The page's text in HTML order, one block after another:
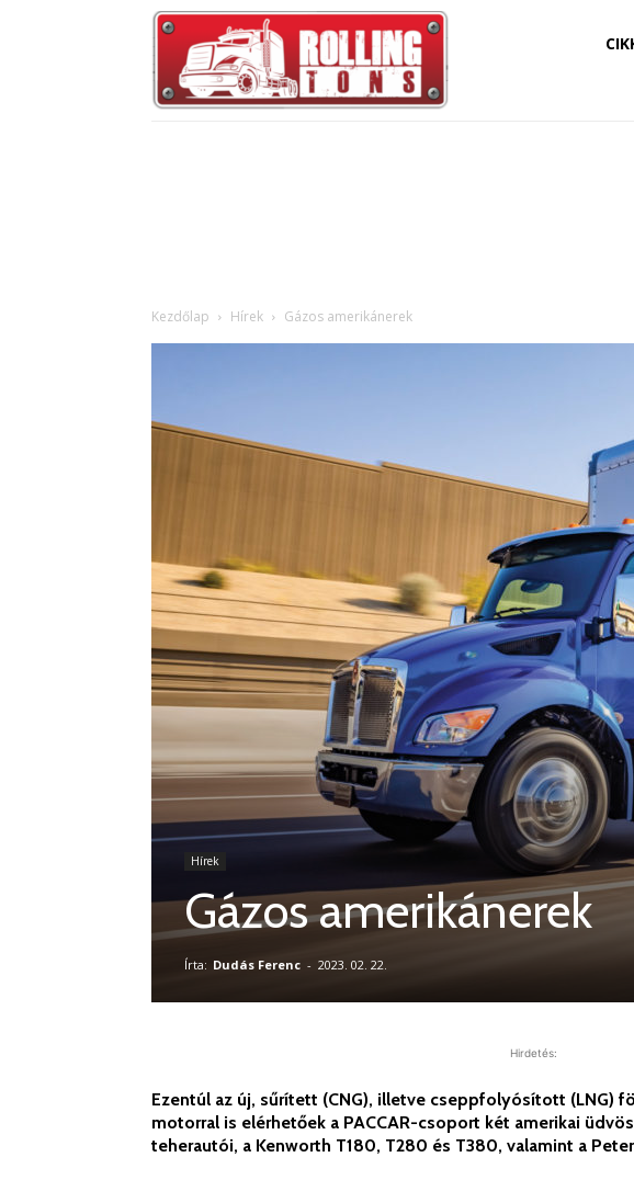
Kezdőlap Hírek Gázos amerikánerek
Hírek
Gázos amerikánerek
Írta: Dudás Ferenc - 2023. 02. 22.
Hirdetés:
Ezentúl az új, sűrített (CNG), illetve cseppfolyósított (LNG)
motorral is elérhetőek a PACCAR-csoport két amerikai
teherautói, a Kenworth T180, T280 és T380, valamint a